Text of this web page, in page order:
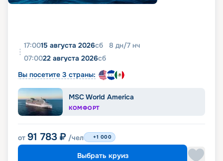
17:0015 августа 2026сб 8 дн/7 нч
07:0022 августа 2026сб
Вы посетите 3 страны:
MSC World America
КОМФОРТ
от 91 783 ₽ /чел +1 000
Выбрать круиз